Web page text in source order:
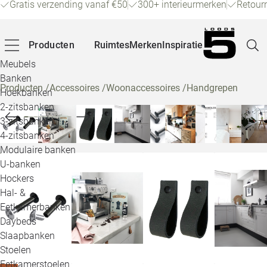
Gratis verzending vanaf €50 300+ interieurmerken
Producten
Meubels
Banken
Hoekbanken
2-zitsbanken
3-zitsbanken
4-zitsbanken
Modulaire banken
U-banken
Hockers
Hal- &
Eetkamerbanken
Daybeds
Slaapbanken
Stoelen
Eetkamerstoelen
RuimtesMerkenInspiratie
Producten/Accessoires /Woonaccessoires /Handgrepen